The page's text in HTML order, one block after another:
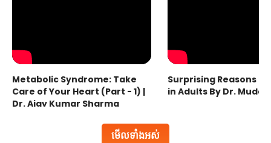
មើលទាំងអស់
Metabolic Syndrome: Take
Care of Your Heart (Part - 1) |
Dr. Ajay Kumar Sharma
Surprising Reasons
in Adults By Dr.